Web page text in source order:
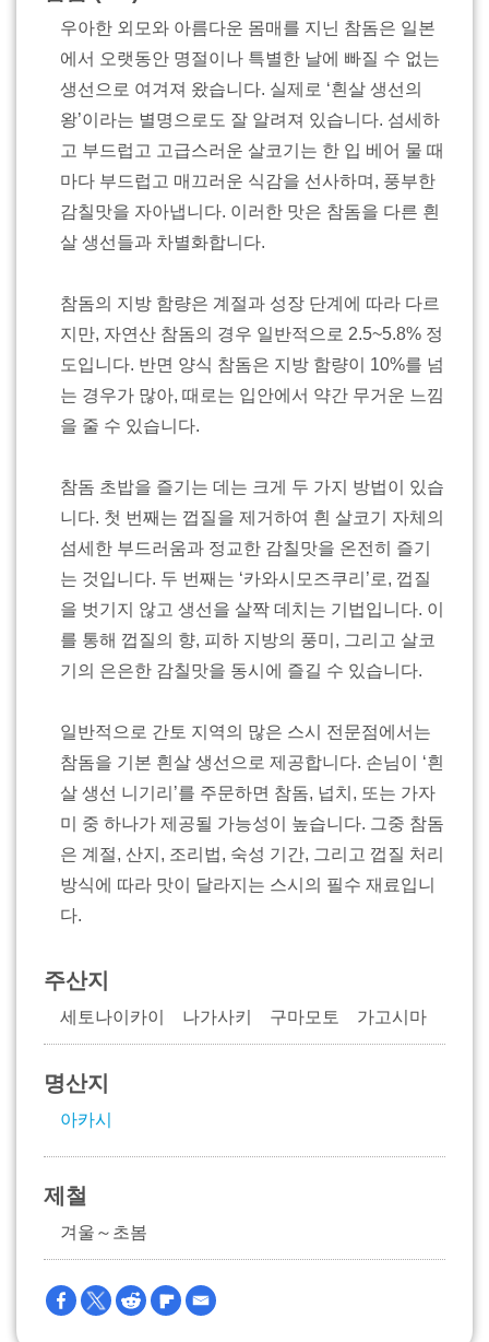
우아한 외모와 아름다운 몸매를 지닌 참돔은 일본
에서 오랫동안 명절이나 특별한 날에 빠질 수 없는
생선으로 여겨져 왔습니다. 실제로 ‘흰살 생선의
왕’이라는 별명으로도 잘 알려져 있습니다. 섬세하
고 부드럽고 고급스러운 살코기는 한 입 베어 물 때
마다 부드럽고 매끄러운 식감을 선사하며, 풍부한
감칠맛을 자아냅니다. 이러한 맛은 참돔을 다른 흰
살 생선들과 차별화합니다.
참돔의 지방 함량은 계절과 성장 단계에 따라 다르
지만, 자연산 참돔의 경우 일반적으로 2.5~5.8% 정
도입니다. 반면 양식 참돔은 지방 함량이 10%를 넘
는 경우가 많아, 때로는 입안에서 약간 무거운 느낌
을 줄 수 있습니다.
참돔 초밥을 즐기는 데는 크게 두 가지 방법이 있습
니다. 첫 번째는 껍질을 제거하여 흰 살코기 자체의
섬세한 부드러움과 정교한 감칠맛을 온전히 즐기
는 것입니다. 두 번째는 ‘카와시모즈쿠리’로, 껍질
을 벗기지 않고 생선을 살짝 데치는 기법입니다. 이
를 통해 껍질의 향, 피하 지방의 풍미, 그리고 살코
기의 은은한 감칠맛을 동시에 즐길 수 있습니다.
일반적으로 간토 지역의 많은 스시 전문점에서는
참돔을 기본 흰살 생선으로 제공합니다. 손님이 ‘흰
살 생선 니기리’를 주문하면 참돔, 넙치, 또는 가자
미 중 하나가 제공될 가능성이 높습니다. 그중 참돔
은 계절, 산지, 조리법, 숙성 기간, 그리고 껍질 처리
방식에 따라 맛이 달라지는 스시의 필수 재료입니
다.
주산지
세토나이카이 나가사키 구마모토 가고시마
명산지
아카시
제철
겨울～초봄